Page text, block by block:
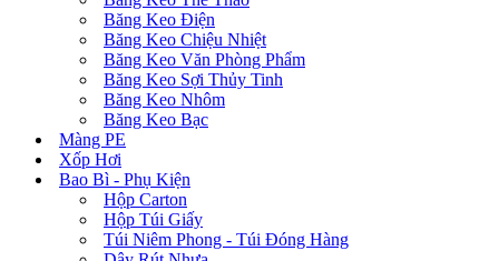
Băng Keo Điện
Băng Keo Chiệu Nhiệt
Băng Keo Văn Phòng Phẩm
Băng Keo Sợi Thủy Tinh
Băng Keo Nhôm
Băng Keo Bạc
Màng PE
Xốp Hơi
Bao Bì - Phụ Kiện
Hộp Carton
Hộp Túi Giấy
Túi Niêm Phong - Túi Đóng Hàng